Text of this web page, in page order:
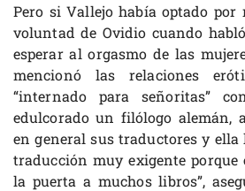
Pero si Vallejo había optado por
voluntad de Ovidio cuando
esperar al orgasmo de las
mencionó las relaciones
“internado para señoritas”
edulcorado un filólogo alemán,
en general sus traductores y ella
traducción muy exigente
la puerta a muchos libros”,